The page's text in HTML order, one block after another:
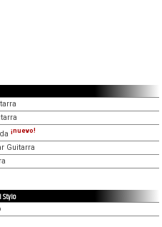
¡nuevo!
Guitarra
Stylo